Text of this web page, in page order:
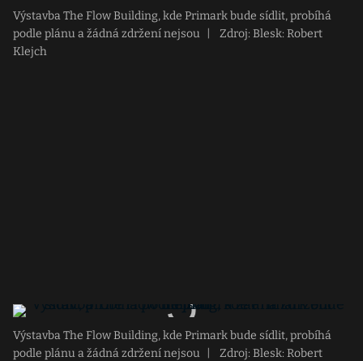
Výstavba The Flow Building, kde Primark bude sídlit, probíhá
podle plánu a žádná zdržení nejsou
Zdroj: Blesk: Robert
Klejch
Výstavba The Flow Building, kde Primark bude sídlit, probíhá
podle plánu a žádná zdržení nejsou
Zdroj: Blesk: Robert